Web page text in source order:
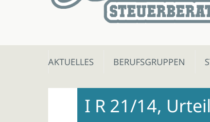
Skip
AKTUELLES BERUFSGRUPPEN
I R 21/14,